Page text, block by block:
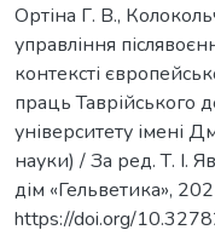
Ортіна Г. В.,
управління
контексті
праць Таврійського
університету імені
науки) / За ред. Т. І.
дім «Гельветика»,
https://doi.org/